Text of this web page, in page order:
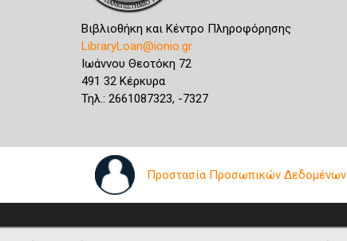
Βιβλιοθήκη και Κέντρο Πληροφόρησης
LibraryLoan@ionio.gr
Ιωάννου Θεοτόκη 72
491 32 Κέρκυρα
Τηλ.: 2661087323, -7327
Προστασία Προσωπικών Δεδομένων